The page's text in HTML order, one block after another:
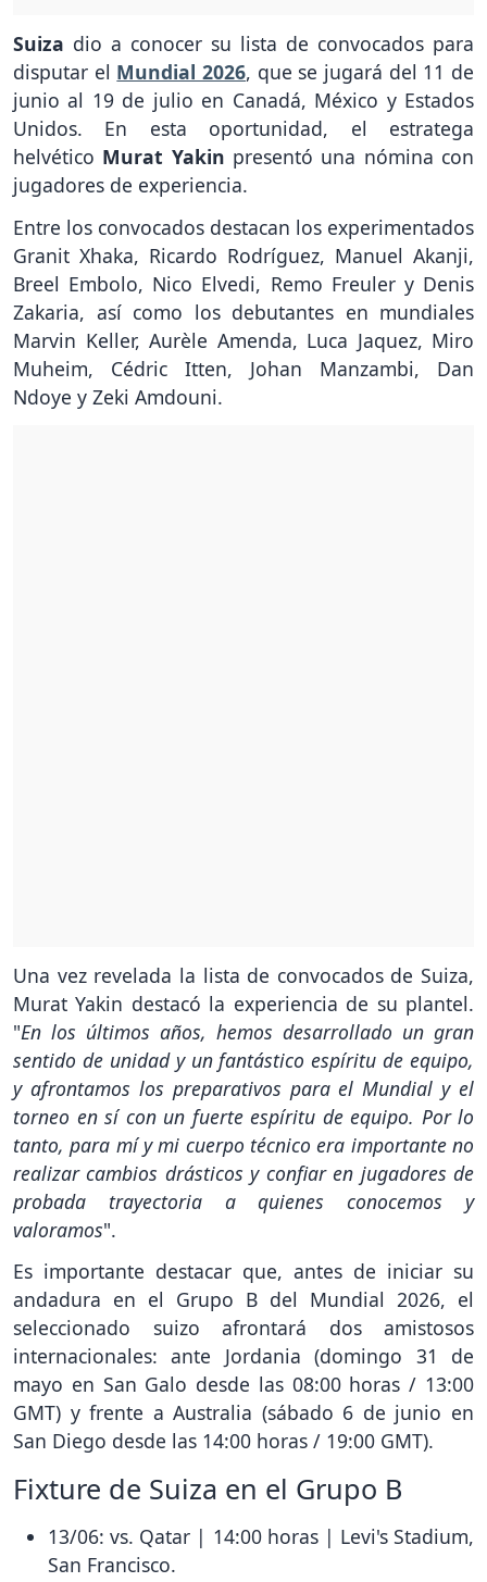
Suiza dio a conocer su lista de convocados para
disputar el Mundial 2026, que se jugará del 11 de
junio al 19 de julio en Canadá, México y Estados
Unidos. En esta oportunidad, el estratega
helvético Murat Yakin presentó una nómina con
jugadores de experiencia.
Entre los convocados destacan los experimentados
Granit Xhaka, Ricardo Rodríguez, Manuel Akanji,
Breel Embolo, Nico Elvedi, Remo Freuler y Denis
Zakaria, así como los debutantes en mundiales
Marvin Keller, Aurèle Amenda, Luca Jaquez, Miro
Muheim, Cédric Itten, Johan Manzambi, Dan
Ndoye y Zeki Amdouni.
Una vez revelada la lista de convocados de Suiza,
Murat Yakin destacó la experiencia de su plantel.
"En los últimos años, hemos desarrollado un gran
sentido de unidad y un fantástico espíritu de equipo,
y afrontamos los preparativos para el Mundial y el
torneo en sí con un fuerte espíritu de equipo. Por lo
tanto, para mí y mi cuerpo técnico era importante no
realizar cambios drásticos y confiar en jugadores de
probada trayectoria a quienes conocemos y
valoramos".
Es importante destacar que, antes de iniciar su
andadura en el Grupo B del Mundial 2026, el
seleccionado suizo afrontará dos amistosos
internacionales: ante Jordania (domingo 31 de
mayo en San Galo desde las 08:00 horas / 13:00
GMT) y frente a Australia (sábado 6 de junio en
San Diego desde las 14:00 horas / 19:00 GMT).
Fixture de Suiza en el Grupo B
13/06: vs. Qatar | 14:00 horas | Levi's Stadium,
San Francisco.